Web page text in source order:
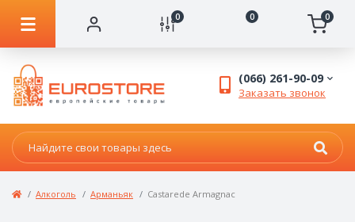
0 0 0
(066) 261-90-09
Заказать звонок
Алкоголь Арманьяк Castarede Armagnac